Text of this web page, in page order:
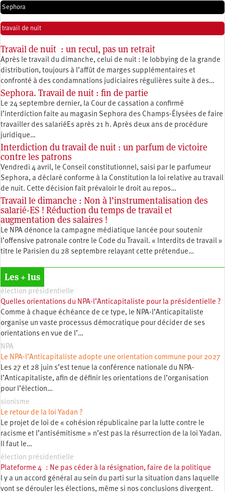
Sephora
travail de nuit
Travail de nuit : un recul, pas un retrait
Après le travail du dimanche, celui de nuit : le lobbying de la grande
distribution, toujours à l’affût de marges supplémentaires et
confronté à des condamnations judiciaires régulières suite à des…
Sephora. Travail de nuit : fin de partie
Le 24 septembre dernier, la Cour de cassation a confirmé
l’interdiction faite au magasin Sephora des Champs-Élysées de faire
travailler des salariéEs après 21 h. Après deux ans de procédure
juridique…
Interdiction du travail de nuit : un parfum de victoire
contre les patrons
Vendredi 4 avril, le Conseil constitutionnel, saisi par le parfumeur
Sephora, a déclaré conforme à la Constitution la loi relative au travail
de nuit. Cette décision fait prévaloir le droit au repos…
Travail le dimanche : Non à l’instrumentalisation des
salarié-ES ! Réduction du temps de travail et
augmentation des salaires !
Le NPA dénonce la campagne médiatique lancée pour soutenir
l’offensive patronale contre le Code du Travail. « Interdits de travail »
titre le Parisien du 28 septembre relayant cette prétendue…
Les + lus
élection présidentielle
Quelles orientations du NPA-l’Anticapitaliste pour la présidentielle ?
Comme à chaque échéance de ce type, le NPA-l’Anticapitaliste
organise un vaste processus démocratique pour décider de ses
orientations en vue de l’…
NPA
Le NPA-l’Anticapitaliste adopte une orientation commune pour 2027
Les 27 et 28 juin s’est tenue la conférence nationale du NPA-
l’Anticapitaliste, afin de définir les orientations de l’organisation
pour l’élection…
sionisme
Le retour de la loi Yadan ?
Le projet de loi de « cohésion républicaine par la lutte contre le
racisme et l’antisémitisme » n’est pas la résurrection de la loi Yadan.
Il faut le…
élection présidentielle
Plateforme 4 : Ne pas céder à la résignation, faire de la politique
l y a un accord général au sein du parti sur la situation dans laquelle
vont se dérouler les élections, même si nos conclusions divergent.